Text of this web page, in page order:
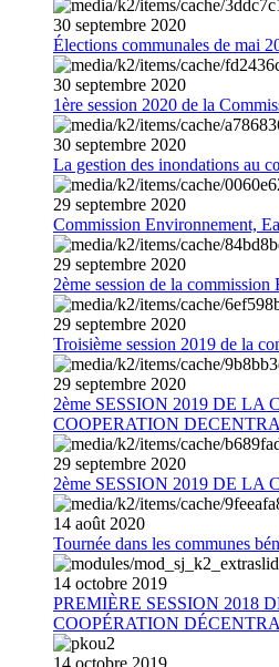
30 septembre 2020
Élections communales de mai
30 septembre 2020
1ère session 2020 de la
30 septembre 2020
La gestion des inondations au
29 septembre 2020
Commission Environnement,
29 septembre 2020
2ème session de la
29 septembre 2020
Troisième session 2019 de la
29 septembre 2020
2ème SESSION 2019 DE
COOPERATION
29 septembre 2020
2ème SESSION 2019 DE LA
14 août 2020
Tournée dans les communes
14 octobre 2019
PREMIÈRE SESSION 2018
COOPÉRATION
14 octobre 2019